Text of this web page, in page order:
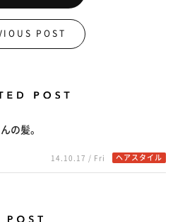
POST
の髪。
14.10.17 / Fri ヘアスタイル